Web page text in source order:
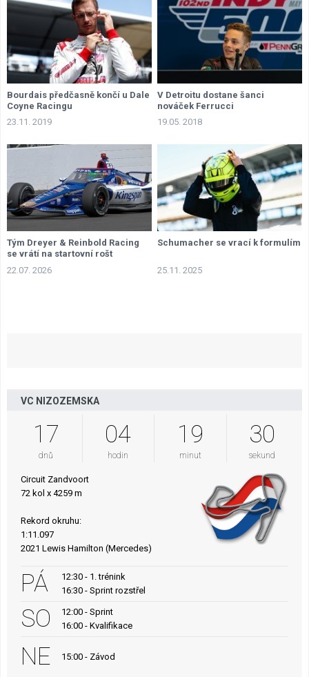
Bourdais předčasně končí u Dale
Coyne Racingu
23.11. 2019
V Detroitu dostane šanci
nováček Ferrucci
19.05. 2018
Tým Dreyer & Reinbold Racing
se vrátí na startovní rošt
22.07. 2026
Schumacher se vrací k formulím
25.11. 2025
VC NIZOZEMSKA
17
dnů
04
hodin
19
minut
29
sekund
Circuit Zandvoort
72 kol x 4259 m
Rekord okruhu:
1:11.097
2021 Lewis Hamilton (Mercedes)
PÁ
12:30 - 1. trénink
16:30 - Sprint rozstřel
SO
12:00 - Sprint
16:00 - Kvalifikace
NE 15:00 - Závod